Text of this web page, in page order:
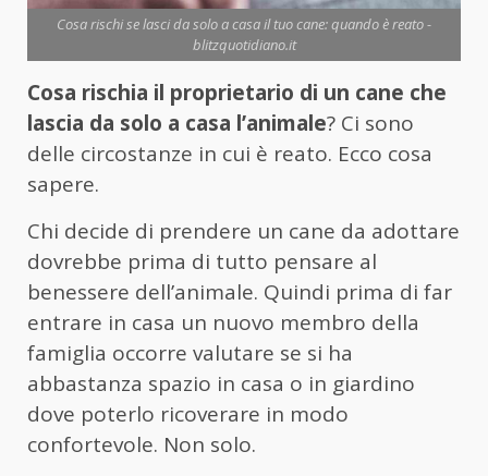
Cosa rischi se lasci da solo a casa il tuo cane: quando è reato -
blitzquotidiano.it
Cosa rischia il proprietario di un cane che
lascia da solo a casa l’animale? Ci sono
delle circostanze in cui è reato. Ecco cosa
sapere.
Chi decide di prendere un cane da adottare
dovrebbe prima di tutto pensare al
benessere dell’animale. Quindi prima di far
entrare in casa un nuovo membro della
famiglia occorre valutare se si ha
abbastanza spazio in casa o in giardino
dove poterlo ricoverare in modo
confortevole. Non solo.